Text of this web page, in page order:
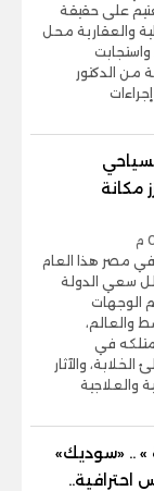
على حقيقة
والعقارية محل
من الدكتور
مكانة
مصر هذا العام
سعي الدولة
الوجهات
والعالم،
في
والآثار
والعلاجية
» .. «سوديك»
احترافية..